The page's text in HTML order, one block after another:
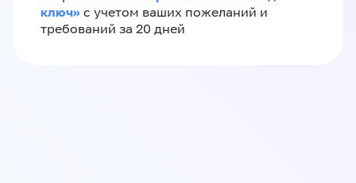
ключ»‎ с учетом ваших пожеланий и
требований за 20 дней